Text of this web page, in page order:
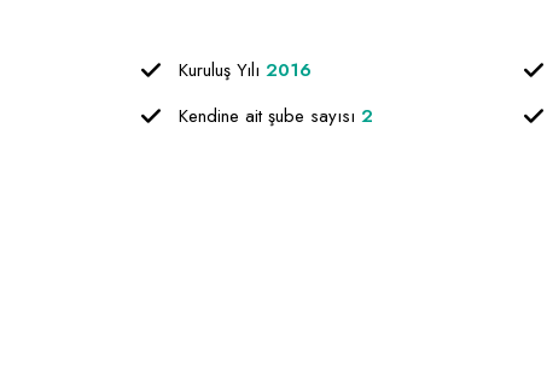
Kuruluş Yılı 2016
Kendine ait şube sayısı 2